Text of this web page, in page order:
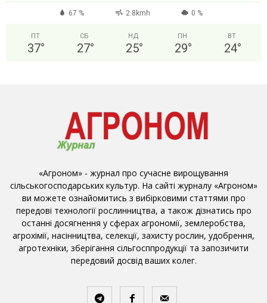
67 % 2.8kmh 0 %
ПТ
37°
СБ
27°
НД
25°
ПН
29°
ВТ
24°
«Агроном» - журнал про сучасне вирощування
сільськогосподарських культур. На сайті журналу «Агроном»
ви можете ознайомитись з вибірковими статтями про
передові технології рослинництва, а також дізнатись про
останні досягнення у сферах агрономії, землеробства,
агрохімії, насінництва, селекції, захисту рослин, удобрення,
агротехніки, зберігання сільгосппродукції та запозичити
передовий досвід ваших колег.